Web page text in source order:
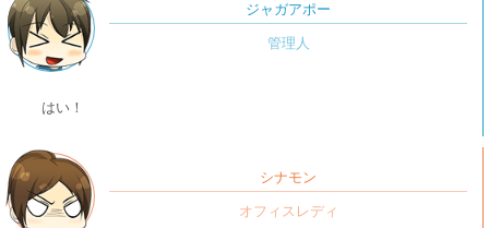
ジャガアポー
はい！
シナモン